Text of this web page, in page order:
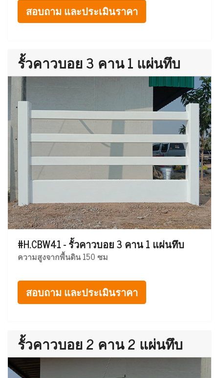
สอบถาม และประเมินราคา
รั้วคาวบอย 3 คาน 1 แผ่นทึบ
#H.CBW41 - รั้วคาวบอย 3 คาน 1 แผ่นทึบ
ความสูงจากพื้นดิน 150 ซม
สอบถาม และประเมินราคา
รั้วคาวบอย 2 คาน 2 แผ่นทึบ